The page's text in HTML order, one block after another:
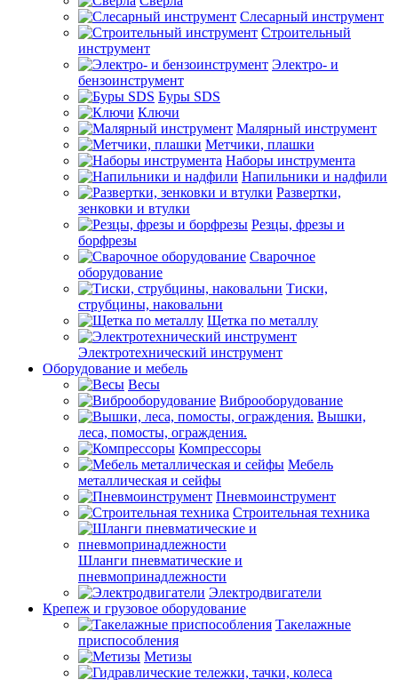
Слесарный инструмент
Строительный
инструмент
Электро- и
бензоинструмент
Буры SDS
Ключи
Малярный инструмент
Метчики, плашки
Наборы инструмента
Напильники и надфили
Развертки,
зенковки и втулки
Резцы, фрезы и
борфрезы
Сварочное
оборудование
Тиски,
струбцины, наковальни
Щетка по металлу
Электротехнический инструмент
Оборудование и мебель
Весы
Виброоборудование
Вышки,
леса, помосты, ограждения.
Компрессоры
Мебель
металлическая и сейфы
Пневмоинструмент
Строительная техника
Шланги пневматические и
пневмопринадлежности
Электродвигатели
Крепеж и грузовое оборудование
Такелажные
приспособления
Метизы